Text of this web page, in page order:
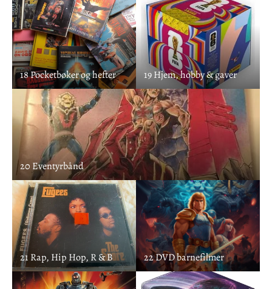
18 Pocketbøker og hefter 19 Hjem, hobby & gaver
20 Eventyrbånd
21 Rap, Hip Hop, R & B 22 DVD barnefilmer